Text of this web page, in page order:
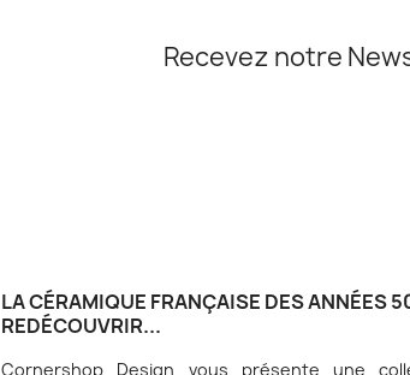
Recevez notre
LA CÉRAMIQUE FRANÇAISE DES ANNÉES
REDÉCOUVRIR...
Cornershop Design vous présente une